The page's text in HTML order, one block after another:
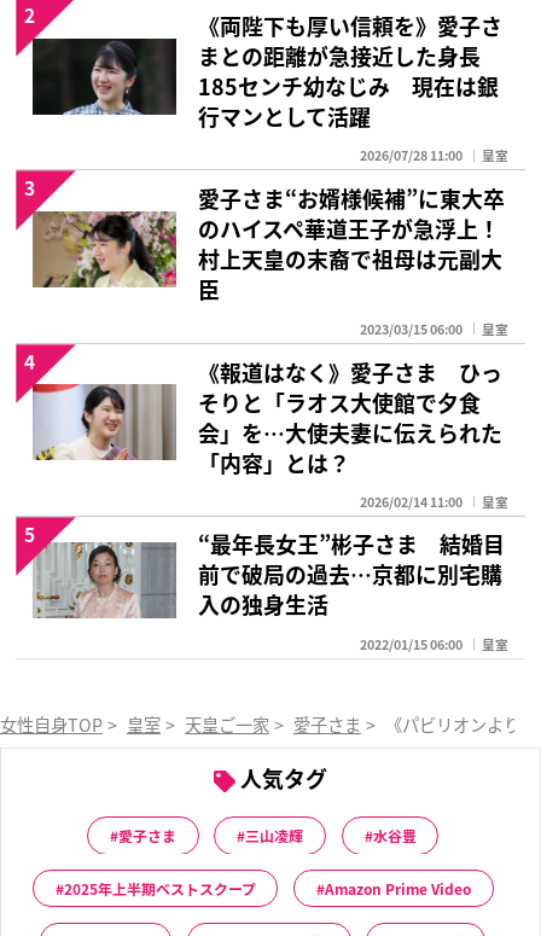
《両陛下も厚い信頼を》愛子さ
まとの距離が急接近した身長
185センチ幼なじみ 現在は銀
行マンとして活躍
2026/07/28 11:00 皇室
2
愛子さま“お婿様候補”に東大卒
のハイスペ華道王子が急浮上！
村上天皇の末裔で祖母は元副大
臣
2023/03/15 06:00 皇室
3
《報道はなく》愛子さま ひっ
そりと「ラオス大使館で夕食
会」を…大使夫妻に伝えられた
「内容」とは？
2026/02/14 11:00 皇室
4
“最年長女王”彬子さま 結婚目
前で破局の過去…京都に別宅購
入の独身生活
2022/01/15 06:00 皇室
5
女性自身TOP > 皇室 > 天皇ご一家 > 愛子さま > 《パビリオンより
人気タグ
愛子さま 三山凌輝 水谷豊
2025年上半期ベストスクープ Amazon Prime Video